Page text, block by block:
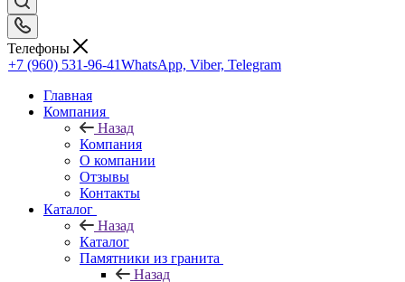
Телефоны
+7 (960) 531-96-41WhatsApp, Viber, Telegram
Главная
Компания
Назад
Компания
О компании
Отзывы
Контакты
Каталог
Назад
Каталог
Памятники из гранита
Назад